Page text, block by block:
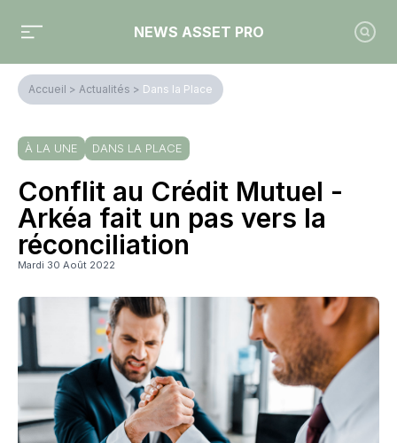
NEWS ASSET PRO
Accueil > Actualités > Dans la Place
À LA UNE DANS LA PLACE
Conflit au Crédit Mutuel -
Arkéa fait un pas vers la
réconciliation
Mardi 30 Août 2022